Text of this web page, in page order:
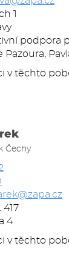
1
podpora
Pazoura,
v těchto
Čechy
417
4
v těchto